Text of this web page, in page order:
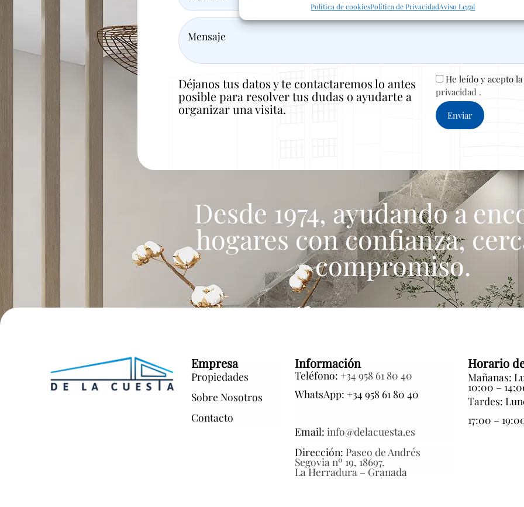
Política de cookiesPolítica de PrivacidadAviso Legal
Mensaje
Déjanos tus datos y te contactaremos lo antes
posible para resolver tus dudas o ayudarte a
organizar una visita.
He leído y acepto
privacidad .
Desde 1974, ayudando a
hogares con confianza,
compromiso.
Empresa
Propiedades
Sobre Nosotros
Contacto
Información
Teléfono: +34 958 61 80 40
WhatsApp: +34 958 61 80 40
Email:info@delacuesta.es
Dirección: Paseo de Andrés
Segovia nº 19, 18697.
La Herradura – Granada
Horario
Mañanas:
10:00 –
Tardes:
17:00 –